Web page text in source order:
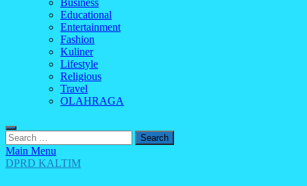
Business
Educational
Entertainment
Fashion
Kuliner
Lifestyle
Religious
Travel
OLAHRAGA
Search
for:
Main Menu
DPRD KALTIM